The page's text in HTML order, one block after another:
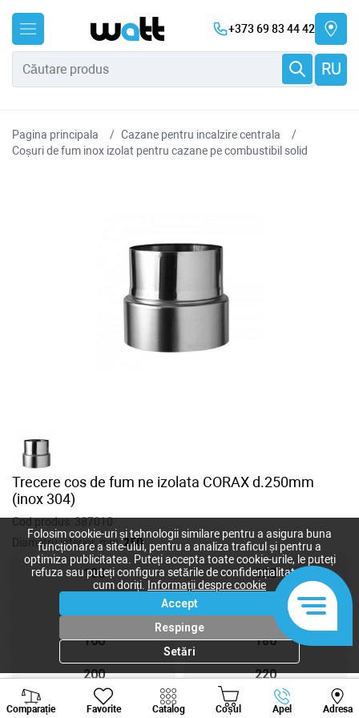
+373 69 83 44 42
RU
Pagina principala
Cazane pentru incalzire centrala
Coșuri de fum inox izolat pentru cazane pe combustibil solid
Trecere cos de fum ne izolata CORAX d.250mm
(inox 304)
Cod produs:387010
Diametru interior, mm:250
100 120
160 180
200 220
250 300
Comparație Favorite Catalog Coșul Apel Adresa
Viber Whatsapp
Folosim cookie-uri și tehnologii similare pentru a asigura buna
funcționare a site-ului, pentru a analiza traficul și pentru a
optimiza publicitatea. Puteți accepta toate cookie-urile, le puteți
refuza sau puteți configura setările de confidențialitate după
cum doriți.
Informații despre cookie
Accept
Respinge
Setări